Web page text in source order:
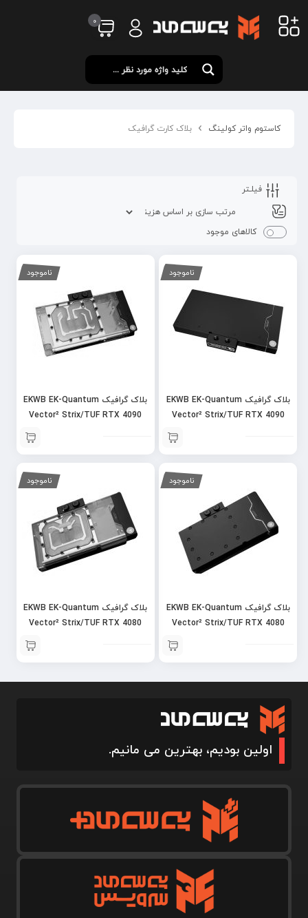
0
کاستوم واتر کولینگ بلاک کارت گرافیک
فیلـتر
کالاهای موجود
ناموجود
بلاک گرافیک EKWB EK-Quantum
Vector² Strix/TUF RTX 4090
ناموجود
بلاک گرافیک EKWB EK-Quantum
Vector² Strix/TUF RTX 4090
ناموجود
بلاک گرافیک EKWB EK-Quantum
Vector² Strix/TUF RTX 4080
ناموجود
بلاک گرافیک EKWB EK-Quantum
Vector² Strix/TUF RTX 4080
اولین بودیم، بهترین می مانیم.